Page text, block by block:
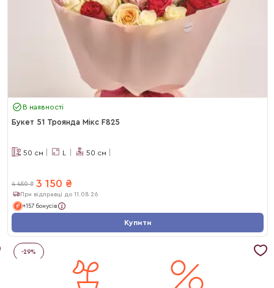
В наявності
Букет 51 Троянда Мікс F825
50 см L 50 см
4 450 ₴ 3 150 ₴
При відправці до 11.08.26
+157 бонусів
Купити
-29%